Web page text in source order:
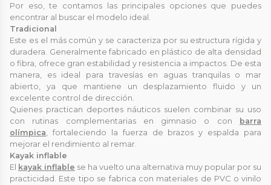
Por eso, te contamos las principales opciones que puedes
encontrar al buscar el modelo ideal.
Tradicional
Este es el más común y se caracteriza por su estructura rígida y
duradera. Generalmente fabricado en plástico de alta densidad
o fibra, ofrece gran estabilidad y resistencia a impactos. De esta
manera, es ideal para travesías en aguas tranquilas o mar
abierto, ya que mantiene un desplazamiento fluido y un
excelente control de dirección.
Quienes practican deportes náuticos suelen combinar su uso
con rutinas complementarias en gimnasio o con
barra
olímpica, fortaleciendo la fuerza de brazos y espalda para
mejorar el rendimiento al remar.
Kayak inflable
El kayak inflable se ha vuelto una alternativa muy popular por su
practicidad. Este tipo se fabrica con materiales de PVC o vinilo